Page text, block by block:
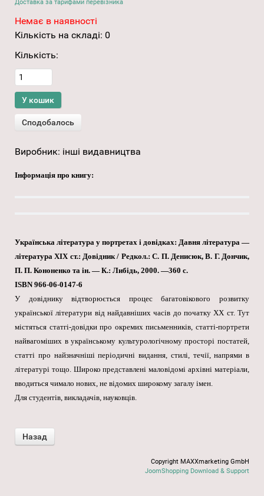
Доставка за тарифами перевізника
Немає в наявності
Кількість на складі: 0
Кількість:
Виробник: інші видавництва
Інформація про книгу:
Українська література у портретах і довідках: Давня література —
література XIX ст.: Довідник / Редкол.: С. П. Денисюк, В. Г. Дончик,
П. П. Кононенко та ін. — К.: Либідь, 2000. —360 с.
ISBN 966-06-0147-6
У довіднику відтворюється процес багатовікового розвитку
української літератури від найдавніших часів до початку XX ст. Тут
містяться статгі-довідки про окремих письменників, статті-портрети
найвагоміших в українському культурологічному просторі постатей,
статті про найзначніші періодичні видання, стилі, течії, напрями в
літературі тощо. Широко представлені маловідомі архівні матеріали,
вводиться чимало нових, не відомих широкому загалу імен.
Для студентів, викладачів, науковців.
Copyright MAXXmarketing GmbH
JoomShopping Download & Support